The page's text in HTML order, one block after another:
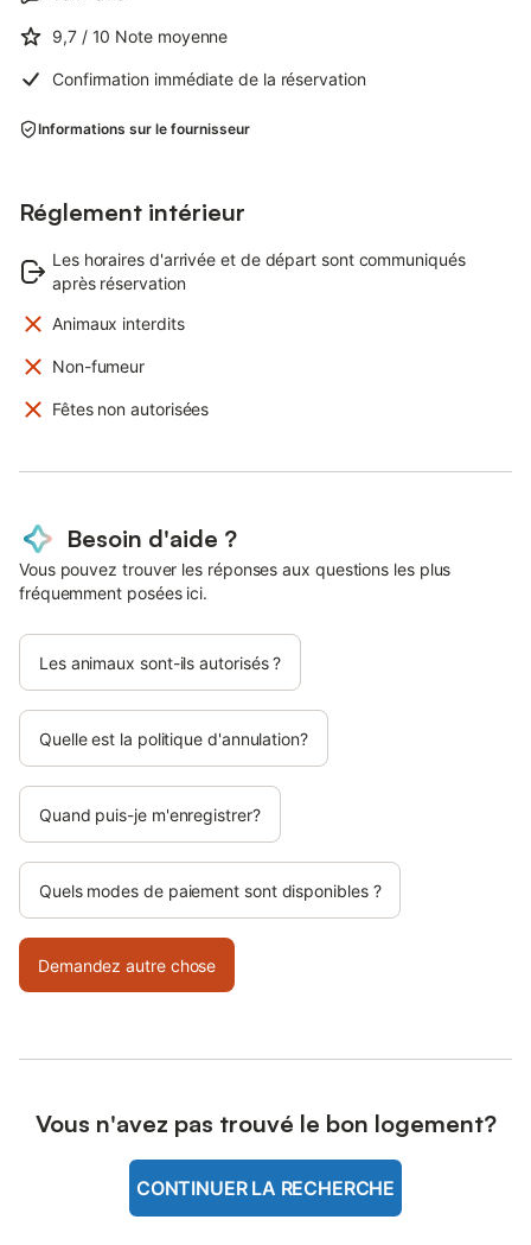
9,7 / 10 Note moyenne
Confirmation immédiate de la réservation
Informations sur le fournisseur
Réglement intérieur
Les horaires d'arrivée et de départ sont communiqués
après réservation
Animaux interdits
Non-fumeur
Fêtes non autorisées
Besoin d'aide ?
Vous pouvez trouver les réponses aux questions les plus
fréquemment posées ici.
Les animaux sont-ils autorisés ?
Quelle est la politique d'annulation?
Quand puis-je m'enregistrer?
Quels modes de paiement sont disponibles ?
Demandez autre chose
Vous n'avez pas trouvé le bon logement?
CONTINUER LA RECHERCHE